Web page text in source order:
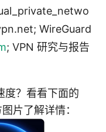
WireGuard
; VPN 研究与报告
度？看看下面的
片了解详情：